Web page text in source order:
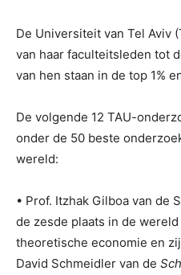
De Universiteit van Tel Aviv
van haar faculteitsleden tot
van hen staan in de top 1%
De volgende 12 TAU-
onder de 50 beste
wereld:
• Prof. Itzhak Gilboa van de
de zesde plaats in de
theoretische economie en
David Schmeidler van de